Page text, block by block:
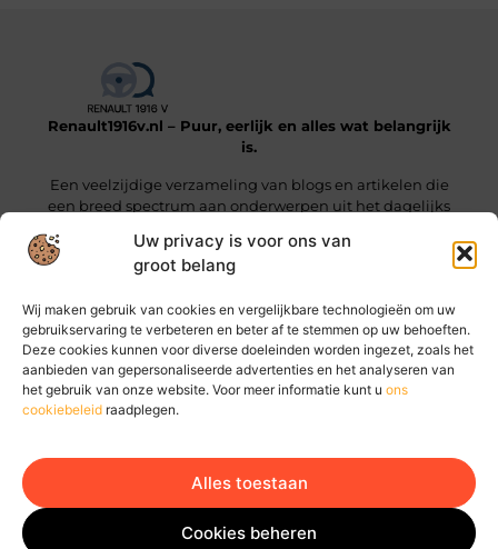
Uw privacy is voor ons van
groot belang
Wij maken gebruik van cookies en vergelijkbare technologieën om uw
gebruikservaring te verbeteren en beter af te stemmen op uw behoeften.
Deze cookies kunnen voor diverse doeleinden worden ingezet, zoals het
aanbieden van gepersonaliseerde advertenties en het analyseren van
het gebruik van onze website. Voor meer informatie kunt u ons
cookiebeleid raadplegen.
Alles toestaan
Cookies beheren
Ga Naar
Renault1916v.nl – Puur, eerlijk en alles wat belangrijk
is.
Een veelzijdige verzameling van blogs en artikelen die
een breed spectrum aan onderwerpen uit het dagelijks
Onze informatie
Bericht categorie
Website index
Cookiebeleid (EU)
@2025 www.renault1916v.nl. All Right Reserved.